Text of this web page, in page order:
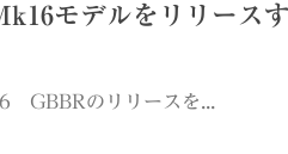
モデルをリリース
のリリースを...